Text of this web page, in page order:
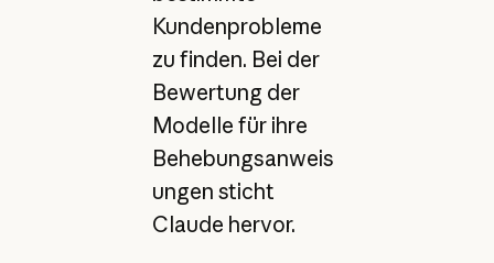
Kundenprobleme
zu finden. Bei der
Bewertung der
Modelle für ihre
Behebungsanweis
ungen sticht
Claude hervor.